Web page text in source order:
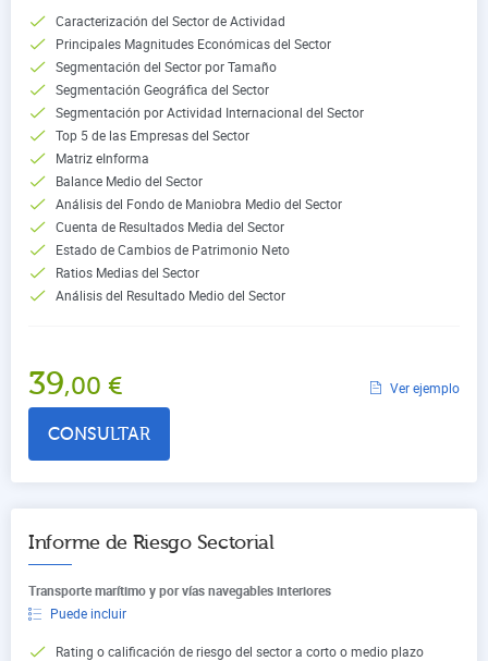
Caracterización del Sector de Actividad
Principales Magnitudes Económicas del Sector
Segmentación del Sector por Tamaño
Segmentación Geográfica del Sector
Segmentación por Actividad Internacional del Sector
Top 5 de las Empresas del Sector
Matriz eInforma
Balance Medio del Sector
Análisis del Fondo de Maniobra Medio del Sector
Cuenta de Resultados Media del Sector
Estado de Cambios de Patrimonio Neto
Ratios Medias del Sector
Análisis del Resultado Medio del Sector
39,00 € Ver ejemplo
CONSULTAR
Informe de Riesgo Sectorial
Transporte marítimo y por vías navegables interiores
Puede incluir
Rating o calificación de riesgo del sector a corto o medio plazo